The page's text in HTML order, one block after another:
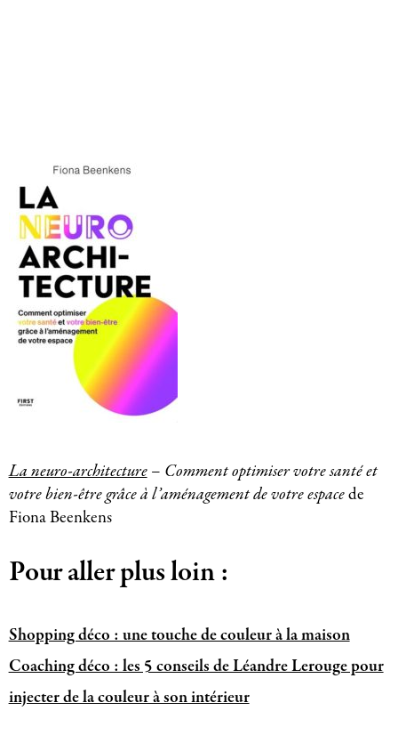
La neuro-architecture– Comment optimiser votre santé et
votre bien-être grâce à l’aménagement de votre espacede
Fiona Beenkens
Pour aller plus loin :
Shopping déco : une touche de couleur à la maison
Coaching déco : les 5 conseils de Léandre Lerouge pour
injecter de la couleur à son intérieur